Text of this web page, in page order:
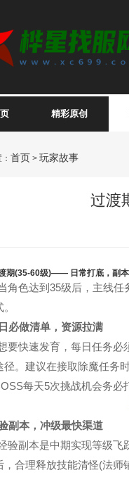
精彩原创
首页 > 玩家故事
过渡
(35-60级)—— 日常打底，副本
色达到35级后，主线任务
必做清单，资源拉满
快速发育，每日任务必须
径。建议在接取除魔任务
每天5次挑战机会务必
副本，冲级最快渠道
副本是中期实现等级飞跃
，合理释放技能清怪(法师